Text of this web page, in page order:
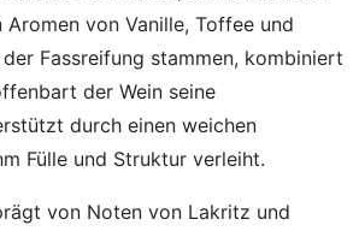
von Vanille, Toffee und
Fassreifung stammen, kombiniert
der Wein seine
durch einen weichen
Fülle und Struktur verleiht.
von Noten von Lakritz und